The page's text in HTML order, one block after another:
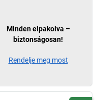
Minden elpakolva –
biztonságosan!
Rendelje meg most